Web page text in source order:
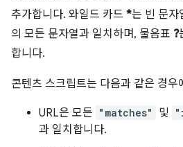
추가합니다. 와일드 카드 *는 빈 문자
의 모든 문자열과 일치하며, 물음표 ?
합니다.
콘텐츠 스크립트는 다음과 같은 경우
URL은 모든 "matches" 및
과 일치합니다.